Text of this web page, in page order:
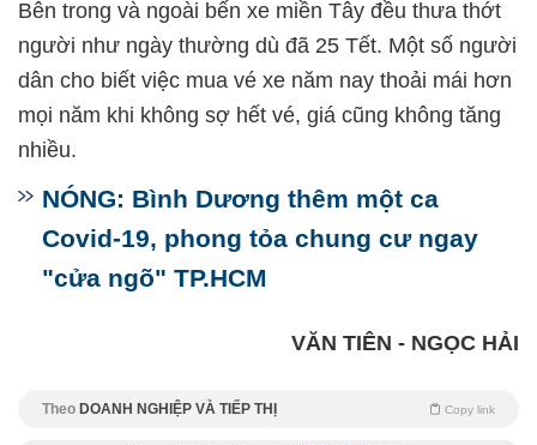
Bên trong và ngoài bến xe miền Tây đều thưa thớt
người như ngày thường dù đã 25 Tết. Một số người
dân cho biết việc mua vé xe năm nay thoải mái hơn
mọi năm khi không sợ hết vé, giá cũng không tăng
nhiều.
NÓNG: Bình Dương thêm một ca
Covid-19, phong tỏa chung cư ngay
"cửa ngõ" TP.HCM
VĂN TIÊN - NGỌC HẢI
Theo DOANH NGHIỆP VÀ TIẾP THỊ Copy link